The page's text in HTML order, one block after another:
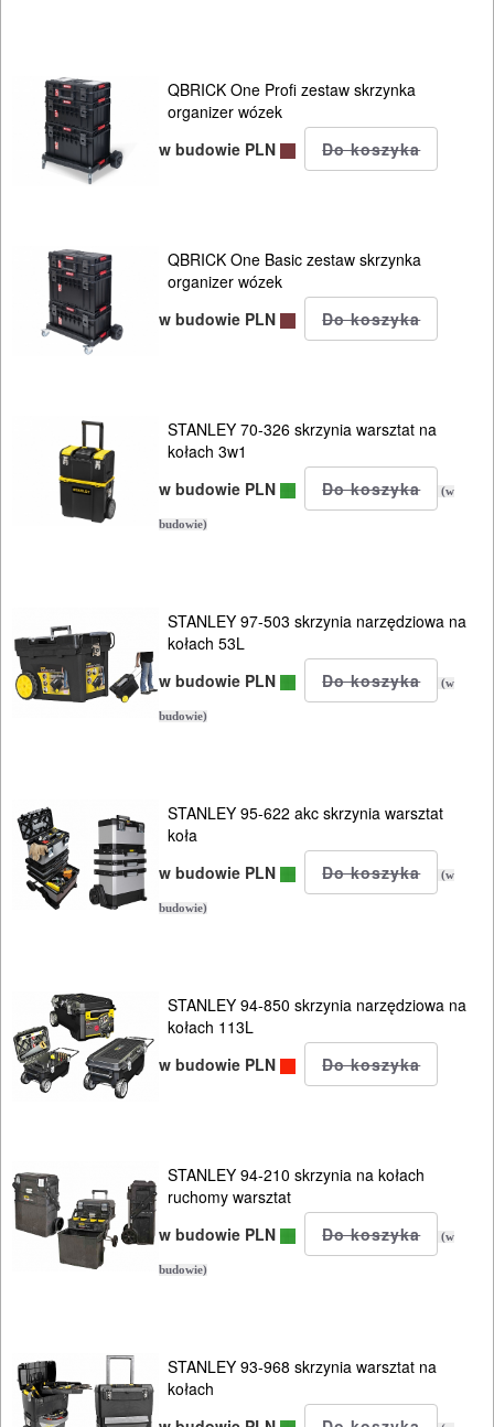
ELEKTRONARZĘDZIA
SIECIOWE
AKUMULATOROWE
OSPRZĘT
I
ELEKTRONARZĘDZI
MAGAZYNOWANIE
I
TRANSPORTOWANIE
narzędziowe
ręczne
jezdne
organizery
Skrzynki
systemowe
Pasy
QBRICK One Profi zestaw skrzynka
organizer wózek
w budowie PLN
QBRICK One Basic zestaw skrzynka
organizer wózek
w budowie PLN
STANLEY 70-326 skrzynia warsztat na
kołach 3w1
w budowie PLN
(w
budowie)
STANLEY 97-503 skrzynia narzędziowa na
kołach 53L
w budowie PLN
(w
budowie)
STANLEY 95-622 akc skrzynia warsztat
koła
w budowie PLN
(w
budowie)
STANLEY 94-850 skrzynia narzędziowa na
kołach 113L
w budowie PLN
STANLEY 94-210 skrzynia na kołach
ruchomy warsztat
w budowie PLN
(w
budowie)
STANLEY 93-968 skrzynia warsztat na
kołach